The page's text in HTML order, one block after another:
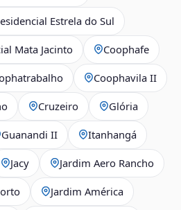
Estrela do Sul
Mata Jacinto Coophafe
Coophavila II
Cruzeiro Glória
Guanandi II Itanhangá
Jacy Jardim Aero Rancho
Jardim América